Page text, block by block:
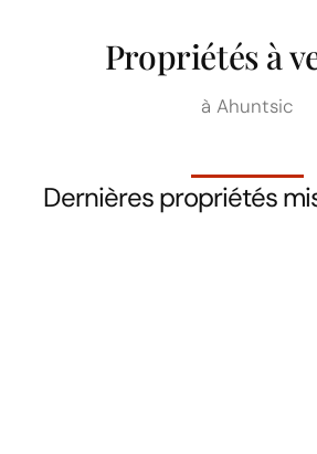
Propriétés à
à Ahuntsic
Dernières propriétés